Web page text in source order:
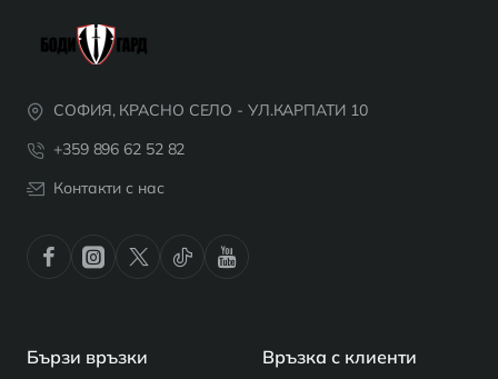
СОФИЯ, КРАСНО СЕЛО - УЛ.КАРПАТИ 10
+359 896 62 52 82
Контакти с нас
Бързи връзки Връзка с клиенти